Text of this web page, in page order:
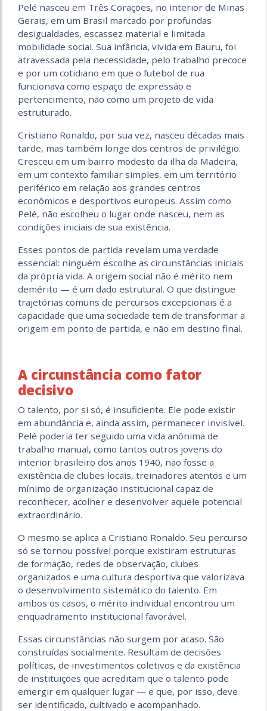
Pelé nasceu em Três Corações, no interior de Minas
Gerais, em um Brasil marcado por profundas
desigualdades, escassez material e limitada
mobilidade social. Sua infância, vivida em Bauru, foi
atravessada pela necessidade, pelo trabalho precoce
e por um cotidiano em que o futebol de rua
funcionava como espaço de expressão e
pertencimento, não como um projeto de vida
estruturado.
Cristiano Ronaldo, por sua vez, nasceu décadas mais
tarde, mas também longe dos centros de privilégio.
Cresceu em um bairro modesto da ilha da Madeira,
em um contexto familiar simples, em um território
periférico em relação aos grandes centros
econômicos e desportivos europeus. Assim como
Pelé, não escolheu o lugar onde nasceu, nem as
condições iniciais de sua existência.
Esses pontos de partida revelam uma verdade
essencial: ninguém escolhe as circunstâncias iniciais
da própria vida. A origem social não é mérito nem
demérito — é um dado estrutural. O que distingue
trajetórias comuns de percursos excepcionais é a
capacidade que uma sociedade tem de transformar a
origem em ponto de partida, e não em destino final.
A circunstância como fator
decisivo
O talento, por si só, é insuficiente. Ele pode existir
em abundância e, ainda assim, permanecer invisível.
Pelé poderia ter seguido uma vida anônima de
trabalho manual, como tantos outros jovens do
interior brasileiro dos anos 1940, não fosse a
existência de clubes locais, treinadores atentos e um
mínimo de organização institucional capaz de
reconhecer, acolher e desenvolver aquele potencial
extraordinário.
O mesmo se aplica a Cristiano Ronaldo. Seu percurso
só se tornou possível porque existiram estruturas
de formação, redes de observação, clubes
organizados e uma cultura desportiva que valorizava
o desenvolvimento sistemático do talento. Em
ambos os casos, o mérito individual encontrou um
enquadramento institucional favorável.
Essas circunstâncias não surgem por acaso. São
construídas socialmente. Resultam de decisões
políticas, de investimentos coletivos e da existência
de instituições que acreditam que o talento pode
emergir em qualquer lugar — e que, por isso, deve
ser identificado, cultivado e acompanhado.